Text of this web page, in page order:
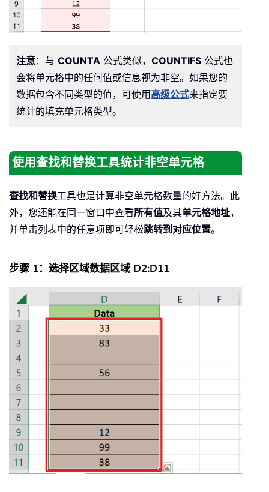
注意：与 COUNTA 公式类似， COUNTIFS 公式也
会将单元格中的任何值或信息视为非空。如果您的
数据包含不同类型的值，可使用高级公式来指定要
统计的填充单元格类型。
使用查找和替换工具统计非空单元格
查找和替换工具也是计算非空单元格数量的好方法。此
外，您还能在同一窗口中查看所有值及其单元格地址，
并单击列表中的任意项即可轻松跳转到对应位置。
步骤 1：选择区域数据区域 D2:D11